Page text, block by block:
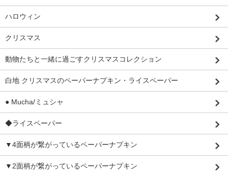
ハロウィン
クリスマス
動物たちと一緒に過ごすクリスマスコレクション
白地 クリスマスのペーパーナプキン・ライスペーパー
● Mucha/ミュシャ
◆ライスペーパー
▼4面柄が繋がっているペーパーナプキン
▼2面柄が繋がっているペーパーナプキン